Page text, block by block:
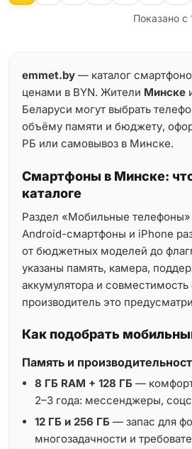
Показано с
emmet.by — каталог
ценами в BYN. Жители Минске
Беларуси могут выбрать
объёму памяти и бюджету,
РБ или самовывоз в Минске.
Смартфоны в Минске:
каталоге
Раздел «Мобильные
Android-смартфоны и iPhone
от бюджетных моделей до
указаны память, камера,
аккумулятора и совместимость
производитель это
Как подобрать
Память и
8 ГБ RAM + 128 ГБ —
2–3 года: мессенджеры,
12 ГБ и 256 ГБ — запас для
многозадачности и